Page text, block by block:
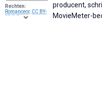
Rechten:
Romanceor, CC BY-
SA 3.0 , via
producent,
MovieMeter-